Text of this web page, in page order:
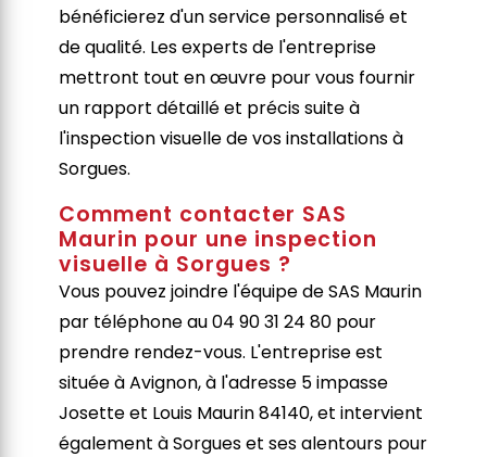
bénéficierez d'un service personnalisé et
de qualité. Les experts de l'entreprise
mettront tout en œuvre pour vous fournir
un rapport détaillé et précis suite à
l'inspection visuelle de vos installations à
Sorgues.
Comment contacter SAS
Maurin pour une inspection
visuelle à Sorgues ?
Vous pouvez joindre l'équipe de SAS Maurin
par téléphone au 04 90 31 24 80 pour
prendre rendez-vous. L'entreprise est
située à Avignon, à l'adresse 5 impasse
Josette et Louis Maurin 84140, et intervient
également à Sorgues et ses alentours pour